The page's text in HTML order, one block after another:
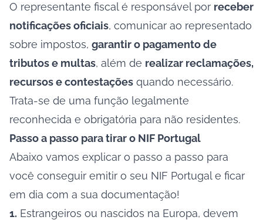
O representante fiscal é responsável por receber
notificações oficiais, comunicar ao representado
sobre impostos, garantir o pagamento de
tributos e multas, além de realizar reclamações,
recursos e contestações quando necessário.
Trata-se de uma função legalmente
reconhecida e obrigatória para não residentes.
Passo a passo para tirar o NIF Portugal
Abaixo vamos explicar o passo a passo para
você conseguir emitir o seu NIF Portugal e ficar
em dia com a sua documentação!
1. Estrangeiros ou nascidos na Europa, devem